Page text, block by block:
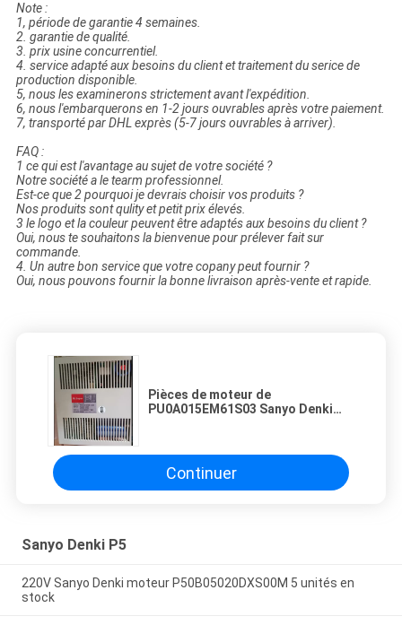
Note :
1, période de garantie 4 semaines.
2. garantie de qualité.
3. prix usine concurrentiel.
4. service adapté aux besoins du client et traitement du serice de
production disponible.
5, nous les examinerons strictement avant l'expédition.
6, nous l'embarquerons en 1-2 jours ouvrables après votre paiement.
7, transporté par DHL exprès (5-7 jours ouvrables à arriver).
FAQ :
1 ce qui est l'avantage au sujet de votre société ?
Notre société a le tearm professionnel.
Est-ce que 2 pourquoi je devrais choisir vos produits ?
Nos produits sont qulity et petit prix élevés.
3 le logo et la couleur peuvent être adaptés aux besoins du client ?
Oui, nous te souhaitons la bienvenue pour prélever fait sur
commande.
4. Un autre bon service que votre copany peut fournir ?
Oui, nous pouvons fournir la bonne livraison après-vente et rapide.
Pièces de moteur de
PU0A015EM61S03 Sanyo Denki
Continuer
Sanyo Denki P5
220V Sanyo Denki moteur P50B05020DXS00M 5 unités en
stock